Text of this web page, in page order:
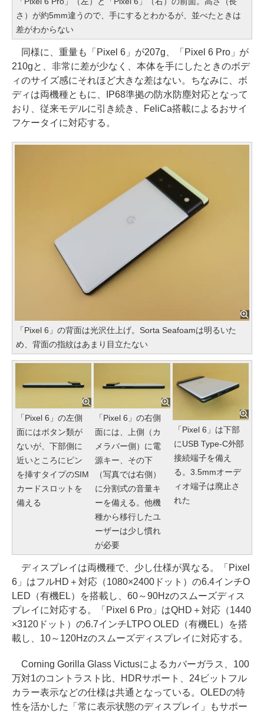
さ）が約5mm違うので、手にするとわかるが、並べたときは
差がわからない
同様に、重量も「Pixel 6」が207g、「Pixel 6 Pro」が
210gと、非常に差が少なく、本体を手にしたときのボデ
ィのサイズ感にそれほど大きな差はない。ちなみに、ボ
ディは両機種ともに、IP68準拠の防水防塵対応となって
おり、従来モデルに引き続き、FeliCa搭載によるおサイ
フケータイに対応する。
「Pixel 6」の背面は光沢仕上げ。Sorta Seafoamは明るいた
め、背面の指紋はあまり目立たない
「Pixel 6」の左側
面にはボタン類が
ないが、下部側に
近いところにピン
を挿すタイプのSIM
カードスロットを
備える
「Pixel 6」の右側
面には、上側（カ
メラバー側）に電
源キー、その下
（写真では右側）
に分割式の音量キ
ーを備える。他機
種から移行したユ
ーザーは少し慣れ
が必要
「Pixel 6」は下部
にUSB Type-C外部
接続端子を備え
る。3.5mmオーデ
ィオ端子は廃止さ
れた
ディスプレイは両機種で、少し仕様が異なる。「Pixel
6」はフルHD＋対応（1080×2400ドット）の6.4インチO
LED（有機EL）を搭載し、60～90Hzのスムーズディス
プレイに対応する。「Pixel 6 Pro」はQHD＋対応（1440
×3120ドット）の6.7インチLTPO OLED（有機EL）を搭
載し、10～120Hzのスムーズディスプレイに対応する。
Corning Gorilla Glass Victusによるカバーガラス、100
万対1のコントラスト比、HDRサポート、24ビットフル
カラー表示などの仕様は共通となっている。OLEDの特
性を活かした「常に表示状態のディスプレイ」もサポー